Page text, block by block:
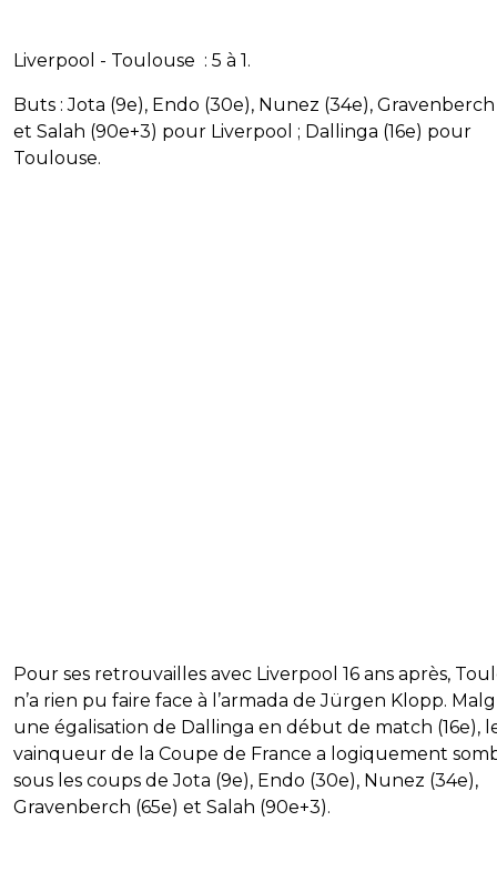
Liverpool - Toulouse ‍ : 5 à 1.
Buts : Jota (9e), Endo (30e), Nunez (34e), Gravenberch
et Salah (90e+3) pour Liverpool ; Dallinga (16e) pour
Toulouse.
Pour ses retrouvailles avec Liverpool 16 ans après,
n’a rien pu faire face à l’armada de Jürgen Klopp.
une égalisation de Dallinga en début de match (16e),
vainqueur de la Coupe de France a logiquement
sous les coups de Jota (9e), Endo (30e), Nunez (34e),
Gravenberch (65e) et Salah (90e+3).